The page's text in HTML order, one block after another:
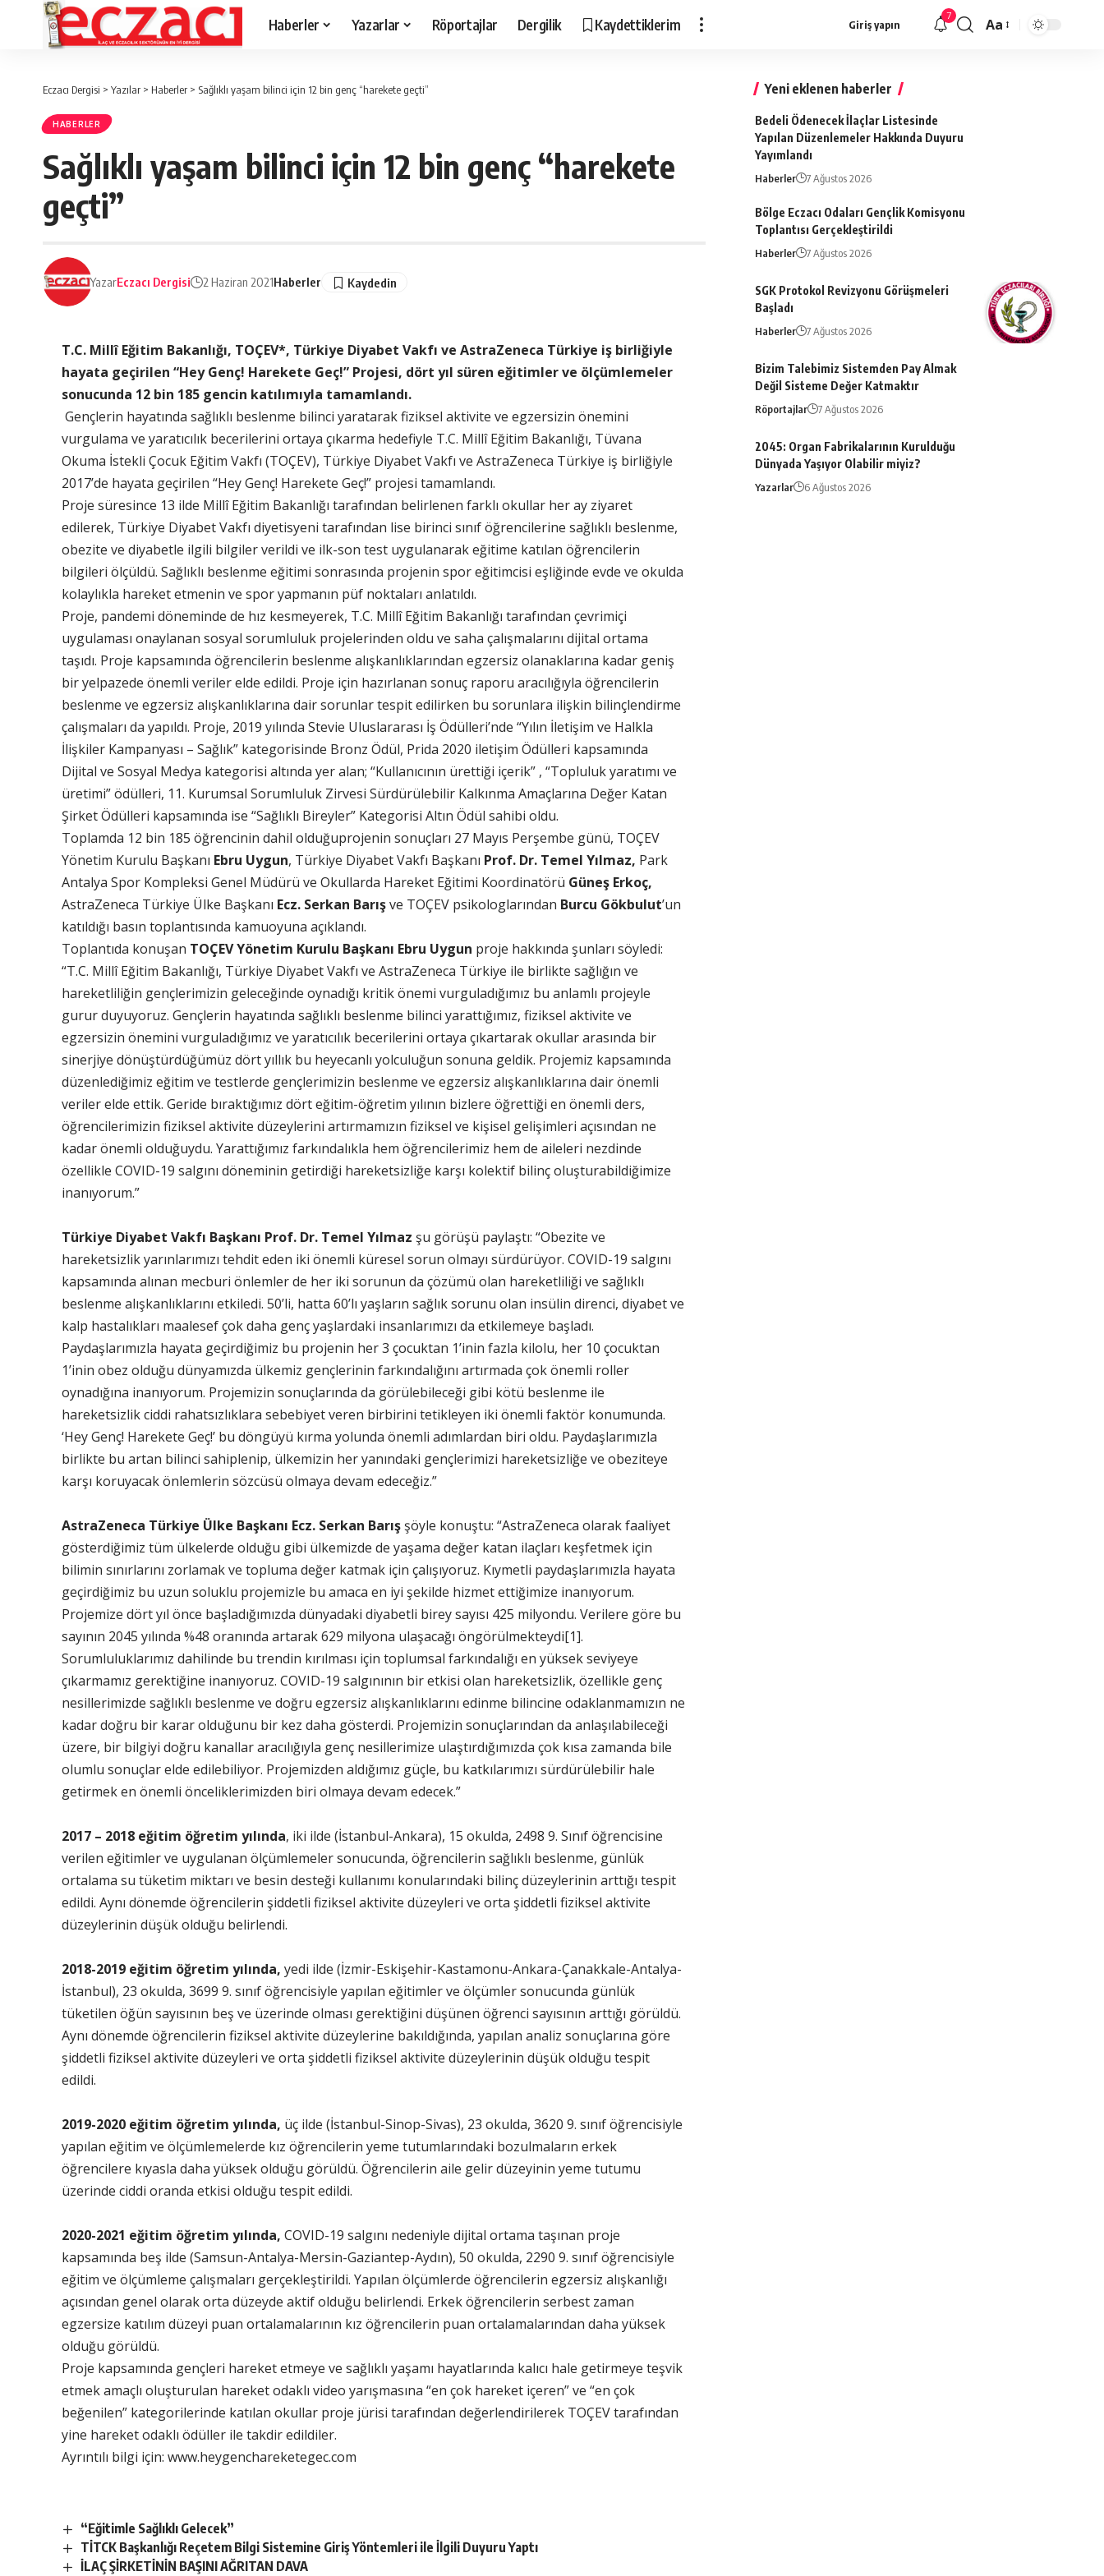
Haberler Yazarlar Röportajlar Dergilik Kaydettiklerim Giriş yapın
7
Font
Aa
Eczacı Dergisi > Yazılar > Haberler > Sağlıklı yaşam bilinci için 12 bin genç “harekete geçti”
HABERLER
Sağlıklı yaşam bilinci için 12 bin genç “harekete
geçti”
YazarEczacı Dergisi 2 Haziran 2021Haberler
T.C. Millî Eğitim Bakanlığı, TOÇEV*, Türkiye Diyabet Vakfı ve AstraZeneca Türkiye iş birliğiyle
hayata geçirilen “Hey Genç! Harekete Geç!” Projesi, dört yıl süren eğitimler ve ölçümlemeler
sonucunda 12 bin 185 gencin katılımıyla tamamlandı.
Gençlerin hayatında sağlıklı beslenme bilinci yaratarak fiziksel aktivite ve egzersizin önemini
vurgulama ve yaratıcılık becerilerini ortaya çıkarma hedefiyle T.C. Millî Eğitim Bakanlığı, Tüvana
Okuma İstekli Çocuk Eğitim Vakfı (TOÇEV), Türkiye Diyabet Vakfı ve AstraZeneca Türkiye iş birliğiyle
2017’de hayata geçirilen “Hey Genç! Harekete Geç!” projesi tamamlandı.
Proje süresince 13 ilde Millî Eğitim Bakanlığı tarafından belirlenen farklı okullar her ay ziyaret
edilerek, Türkiye Diyabet Vakfı diyetisyeni tarafından lise birinci sınıf öğrencilerine sağlıklı beslenme,
obezite ve diyabetle ilgili bilgiler verildi ve ilk-son test uygulanarak eğitime katılan öğrencilerin
bilgileri ölçüldü. Sağlıklı beslenme eğitimi sonrasında projenin spor eğitimcisi eşliğinde evde ve okulda
kolaylıkla hareket etmenin ve spor yapmanın püf noktaları anlatıldı.
Proje, pandemi döneminde de hız kesmeyerek, T.C. Millî Eğitim Bakanlığı tarafından çevrimiçi
uygulaması onaylanan sosyal sorumluluk projelerinden oldu ve saha çalışmalarını dijital ortama
taşıdı. Proje kapsamında öğrencilerin beslenme alışkanlıklarından egzersiz olanaklarına kadar geniş
bir yelpazede önemli veriler elde edildi. Proje için hazırlanan sonuç raporu aracılığıyla öğrencilerin
beslenme ve egzersiz alışkanlıklarına dair sorunlar tespit edilirken bu sorunlara ilişkin bilinçlendirme
çalışmaları da yapıldı. Proje, 2019 yılında Stevie Uluslararası İş Ödülleri’nde “Yılın İletişim ve Halkla
İlişkiler Kampanyası – Sağlık” kategorisinde Bronz Ödül, Prida 2020 iletişim Ödülleri kapsamında
Dijital ve Sosyal Medya kategorisi altında yer alan; “Kullanıcının ürettiği içerik” , “Topluluk yaratımı ve
üretimi” ödülleri, 11. Kurumsal Sorumluluk Zirvesi Sürdürülebilir Kalkınma Amaçlarına Değer Katan
Şirket Ödülleri kapsamında ise “Sağlıklı Bireyler” Kategorisi Altın Ödül sahibi oldu.
Toplamda 12 bin 185 öğrencinin dahil olduğuprojenin sonuçları 27 Mayıs Perşembe günü, TOÇEV
Yönetim Kurulu Başkanı Ebru Uygun, Türkiye Diyabet Vakfı Başkanı Prof. Dr. Temel Yılmaz, Park
Antalya Spor Kompleksi Genel Müdürü ve Okullarda Hareket Eğitimi Koordinatörü Güneş Erkoç,
AstraZeneca Türkiye Ülke Başkanı Ecz. Serkan Barışve TOÇEV psikologlarından Burcu Gökbulut’un
katıldığı basın toplantısında kamuoyuna açıklandı.
Toplantıda konuşan TOÇEV Yönetim Kurulu Başkanı Ebru Uygun proje hakkında şunları söyledi:
“T.C. Millî Eğitim Bakanlığı, Türkiye Diyabet Vakfı ve AstraZeneca Türkiye ile birlikte sağlığın ve
hareketliliğin gençlerimizin geleceğinde oynadığı kritik önemi vurguladığımız bu anlamlı projeyle
gurur duyuyoruz. Gençlerin hayatında sağlıklı beslenme bilinci yarattığımız, fiziksel aktivite ve
egzersizin önemini vurguladığımız ve yaratıcılık becerilerini ortaya çıkartarak okullar arasında bir
sinerjiye dönüştürdüğümüz dört yıllık bu heyecanlı yolculuğun sonuna geldik. Projemiz kapsamında
düzenlediğimiz eğitim ve testlerde gençlerimizin beslenme ve egzersiz alışkanlıklarına dair önemli
veriler elde ettik. Geride bıraktığımız dört eğitim-öğretim yılının bizlere öğrettiği en önemli ders,
öğrencilerimizin fiziksel aktivite düzeylerini artırmamızın fiziksel ve kişisel gelişimleri açısından ne
kadar önemli olduğuydu. Yarattığımız farkındalıkla hem öğrencilerimiz hem de aileleri nezdinde
özellikle COVID-19 salgını döneminin getirdiği hareketsizliğe karşı kolektif bilinç oluşturabildiğimize
inanıyorum.”
Türkiye Diyabet Vakfı Başkanı Prof. Dr. Temel Yılmaz şu görüşü paylaştı: “Obezite ve
hareketsizlik yarınlarımızı tehdit eden iki önemli küresel sorun olmayı sürdürüyor. COVID-19 salgını
kapsamında alınan mecburi önlemler de her iki sorunun da çözümü olan hareketliliği ve sağlıklı
beslenme alışkanlıklarını etkiledi. 50’li, hatta 60’lı yaşların sağlık sorunu olan insülin direnci, diyabet ve
kalp hastalıkları maalesef çok daha genç yaşlardaki insanlarımızı da etkilemeye başladı.
Paydaşlarımızla hayata geçirdiğimiz bu projenin her 3 çocuktan 1’inin fazla kilolu, her 10 çocuktan
1’inin obez olduğu dünyamızda ülkemiz gençlerinin farkındalığını artırmada çok önemli roller
oynadığına inanıyorum. Projemizin sonuçlarında da görülebileceği gibi kötü beslenme ile
hareketsizlik ciddi rahatsızlıklara sebebiyet veren birbirini tetikleyen iki önemli faktör konumunda.
‘Hey Genç! Harekete Geç!’ bu döngüyü kırma yolunda önemli adımlardan biri oldu. Paydaşlarımızla
birlikte bu artan bilinci sahiplenip, ülkemizin her yanındaki gençlerimizi hareketsizliğe ve obeziteye
karşı koruyacak önlemlerin sözcüsü olmaya devam edeceğiz.”
AstraZeneca Türkiye Ülke Başkanı Ecz. Serkan Barışşöyle konuştu: “AstraZeneca olarak faaliyet
gösterdiğimiz tüm ülkelerde olduğu gibi ülkemizde de yaşama değer katan ilaçları keşfetmek için
bilimin sınırlarını zorlamak ve topluma değer katmak için çalışıyoruz. Kıymetli paydaşlarımızla hayata
geçirdiğimiz bu uzun soluklu projemizle bu amaca en iyi şekilde hizmet ettiğimize inanıyorum.
Projemize dört yıl önce başladığımızda dünyadaki diyabetli birey sayısı 425 milyondu. Verilere göre bu
sayının 2045 yılında %48 oranında artarak 629 milyona ulaşacağı öngörülmekteydi[1].
Sorumluluklarımız dahilinde bu trendin kırılması için toplumsal farkındalığı en yüksek seviyeye
çıkarmamız gerektiğine inanıyoruz. COVID-19 salgınının bir etkisi olan hareketsizlik, özellikle genç
nesillerimizde sağlıklı beslenme ve doğru egzersiz alışkanlıklarını edinme bilincine odaklanmamızın ne
kadar doğru bir karar olduğunu bir kez daha gösterdi. Projemizin sonuçlarından da anlaşılabileceği
üzere, bir bilgiyi doğru kanallar aracılığıyla genç nesillerimize ulaştırdığımızda çok kısa zamanda bile
olumlu sonuçlar elde edilebiliyor. Projemizden aldığımız güçle, bu katkılarımızı sürdürülebilir hale
getirmek en önemli önceliklerimizden biri olmaya devam edecek.”
2017 – 2018 eğitim öğretim yılında, iki ilde (İstanbul-Ankara), 15 okulda, 2498 9. Sınıf öğrencisine
verilen eğitimler ve uygulanan ölçümlemeler sonucunda, öğrencilerin sağlıklı beslenme, günlük
ortalama su tüketim miktarı ve besin desteği kullanımı konularındaki bilinç düzeylerinin arttığı tespit
edildi. Aynı dönemde öğrencilerin şiddetli fiziksel aktivite düzeyleri ve orta şiddetli fiziksel aktivite
düzeylerinin düşük olduğu belirlendi.
2018-2019 eğitim öğretim yılında,yedi ilde (İzmir-Eskişehir-Kastamonu-Ankara-Çanakkale-Antalya-
İstanbul), 23 okulda, 3699 9. sınıf öğrencisiyle yapılan eğitimler ve ölçümler sonucunda günlük
tüketilen öğün sayısının beş ve üzerinde olması gerektiğini düşünen öğrenci sayısının arttığı görüldü.
Aynı dönemde öğrencilerin fiziksel aktivite düzeylerine bakıldığında, yapılan analiz sonuçlarına göre
şiddetli fiziksel aktivite düzeyleri ve orta şiddetli fiziksel aktivite düzeylerinin düşük olduğu tespit
edildi.
2019-2020 eğitim öğretim yılında, üç ilde (İstanbul-Sinop-Sivas), 23 okulda, 3620 9. sınıf öğrencisiyle
yapılan eğitim ve ölçümlemelerde kız öğrencilerin yeme tutumlarındaki bozulmaların erkek
öğrencilere kıyasla daha yüksek olduğu görüldü. Öğrencilerin aile gelir düzeyinin yeme tutumu
üzerinde ciddi oranda etkisi olduğu tespit edildi.
2020-2021 eğitim öğretim yılında,COVID-19 salgını nedeniyle dijital ortama taşınan proje
kapsamında beş ilde (Samsun-Antalya-Mersin-Gaziantep-Aydın), 50 okulda, 2290 9. sınıf öğrencisiyle
eğitim ve ölçümleme çalışmaları gerçekleştirildi. Yapılan ölçümlerde öğrencilerin egzersiz alışkanlığı
açısından genel olarak orta düzeyde aktif olduğu belirlendi. Erkek öğrencilerin serbest zaman
egzersize katılım düzeyi puan ortalamalarının kız öğrencilerin puan ortalamalarından daha yüksek
olduğu görüldü.
Proje kapsamında gençleri hareket etmeye ve sağlıklı yaşamı hayatlarında kalıcı hale getirmeye teşvik
etmek amaçlı oluşturulan hareket odaklı video yarışmasına “en çok hareket içeren” ve “en çok
beğenilen” kategorilerinde katılan okullar proje jürisi tarafından değerlendirilerek TOÇEV tarafından
yine hareket odaklı ödüller ile takdir edildiler.
Ayrıntılı bilgi için:www.heygenchareketegec.com
“Eğitimle Sağlıklı Gelecek”
TİTCK Başkanlığı Reçetem Bilgi Sistemine Giriş Yöntemleri ile İlgili Duyuru Yaptı
İLAÇ ŞİRKETİNİN BAŞINI AĞRITAN DAVA
Yeni eklenen haberler
Bedeli Ödenecek İlaçlar Listesinde
Yapılan Düzenlemeler Hakkında Duyuru
Yayımlandı
Haberler 7 Ağustos 2026
Bölge Eczacı Odaları Gençlik Komisyonu
Toplantısı Gerçekleştirildi
Haberler 7 Ağustos 2026
SGK Protokol Revizyonu Görüşmeleri
Başladı
Haberler 7 Ağustos 2026
Bizim Talebimiz Sistemden Pay Almak
Değil Sisteme Değer Katmaktır
Röportajlar 7 Ağustos 2026
2045: Organ Fabrikalarının Kurulduğu
Dünyada Yaşıyor Olabilir miyiz?
Yazarlar 6 Ağustos 2026